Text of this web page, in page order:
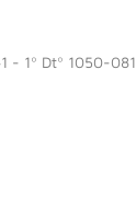
- 1º Dtº 1050-081